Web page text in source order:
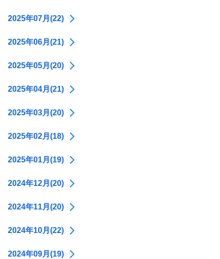
2025年07月(22)
2025年06月(21)
2025年05月(20)
2025年04月(21)
2025年03月(20)
2025年02月(18)
2025年01月(19)
2024年12月(20)
2024年11月(20)
2024年10月(22)
2024年09月(19)